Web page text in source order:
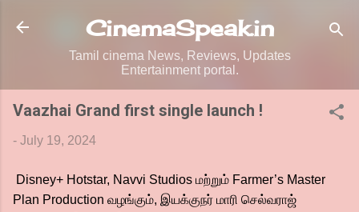
Skip to main content
CinemaSpeak.in
Tamil cinema News, Reviews, Updates
Entertainment portal.
Vaazhai Grand first single launch !
- July 19, 2024
Disney+ Hotstar, Navvi Studios மற்றும் Farmer’s Master
Plan Production வழங்கும், இயக்குநர் மாரி செல்வராஜ்